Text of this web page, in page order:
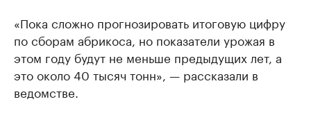
«Пока сложно прогнозировать итоговую цифру
по сборам абрикоса, но показатели урожая в
этом году будут не меньше предыдущих лет, а
это около 40 тысяч тонн», — рассказали в
ведомстве.